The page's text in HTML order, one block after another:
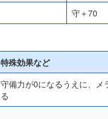
守＋70
特殊効果など
守備力が0になるうえに、メ
る